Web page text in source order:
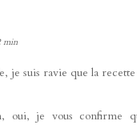
min
je suis ravie que la
oui, je vous confirme